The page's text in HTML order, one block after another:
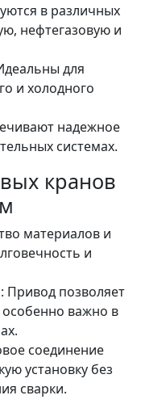
в различных
нефтегазовую и
для
и холодного
надежное
системах.
кранов
материалов и
и
: Привод позволяет
особенно важно в
соединение
установку без
сварки.